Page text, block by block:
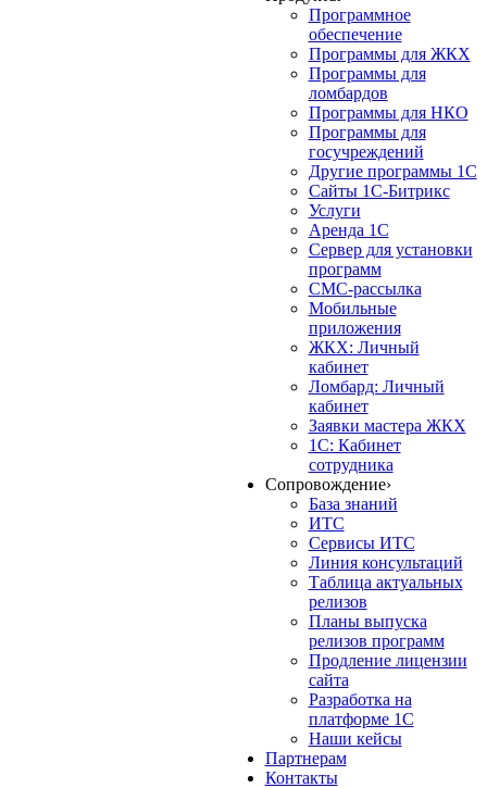
Программное
обеспечение
Программы для ЖКХ
Программы для
ломбардов
Программы для НКО
Программы для
госучреждений
Другие программы 1С
Сайты 1С-Битрикс
Услуги
Аренда 1С
Сервер для установки
программ
СМС-рассылка
Мобильные
приложения
ЖКХ: Личный
кабинет
Ломбард: Личный
кабинет
Заявки мастера ЖКХ
1С: Кабинет
сотрудника
Сопровождение›
База знаний
ИТС
Сервисы ИТС
Линия консультаций
Таблица актуальных
релизов
Планы выпуска
релизов программ
Продление лицензии
сайта
Разработка на
платформе 1С
Наши кейсы
Партнерам
Контакты